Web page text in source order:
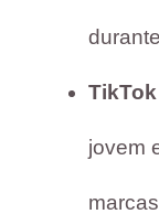
jovem